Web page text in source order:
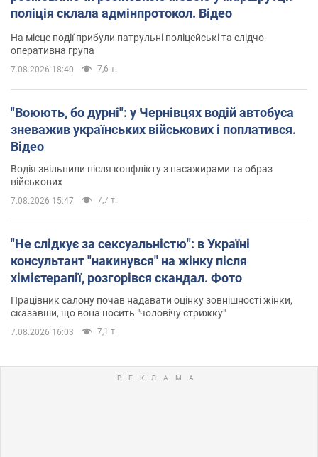
поліція склала адмінпротокол. Відео
На місце події прибули патрульні поліцейські та слідчо-
оперативна група
7.08.2026 18:40 7,6 т.
"Воюють, бо дурні": у Чернівцях водій автобуса
зневажив українських військових і поплатився.
Відео
Водія звільнили після конфлікту з пасажирами та образ
військових
7.08.2026 15:47 7,7 т.
"Не слідкує за сексуальністю": в Україні
консультант "накинувся" на жінку після
хімієтерапії, розгорівся скандал. Фото
Працівник салону почав надавати оцінку зовнішності жінки,
сказавши, що вона носить "чоловічу стрижку"
7.08.2026 16:03 7,1 т.